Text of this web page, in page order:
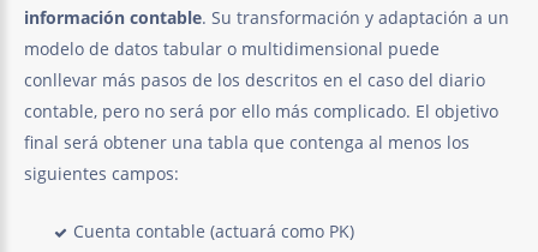
información contable. Su transformación y adaptación a un
modelo de datos tabular o multidimensional puede
conllevar más pasos de los descritos en el caso del diario
contable, pero no será por ello más complicado. El objetivo
final será obtener una tabla que contenga al menos los
siguientes campos:
Cuenta contable (actuará como PK)